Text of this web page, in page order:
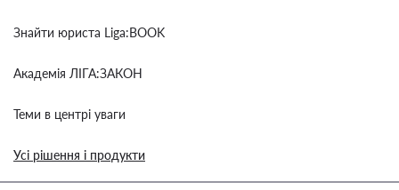
Знайти юриста Liga:BOOK
Академія ЛІГА:ЗАКОН
Теми в центрі уваги
Усі рішення і продукти